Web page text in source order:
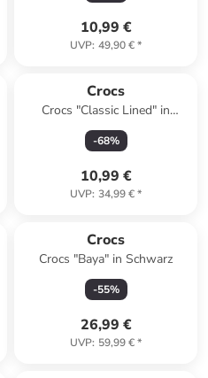
10,99 €
UVP: 49,90 €*
Crocs
Crocs "Classic Lined" in
Dunkelblau
-68%
10,99 €
UVP: 34,99 €*
Crocs
Crocs "Baya" in Schwarz
-55%
26,99 €
UVP: 59,99 €*